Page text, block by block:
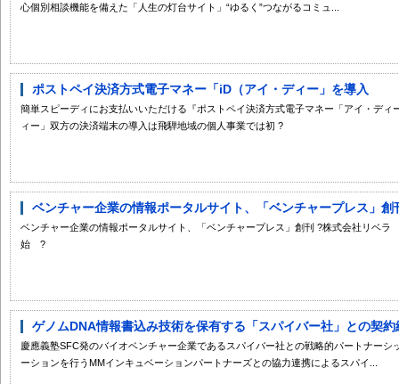
心個別相談機能を備えた「人生の灯台サイト」“ゆるく”つながるコミュ...
ポストペイ決済方式電子マネー「iD（アイ・ディー」を導入
簡単スピーディにお支払いいただける『ポストペイ決済方式電子マネー「アイ・デ
ィー」双方の決済端末の導入は飛騨地域の個人事業では初 ?
ベンチャー企業の情報ポータルサイト、「ベンチャープレス」創
ベンチャー企業の情報ポータルサイト、「ベンチャープレス」創刊 ?株式会社リベ
始 ?
ゲノムDNA情報書込み技術を保有する「スパイバー社」との契
慶應義塾SFC発のバイオベンチャー企業であるスパイバー社との戦略的パートナー
ーションを行うMMインキュベーションパートナーズとの協力連携によるスパイ...